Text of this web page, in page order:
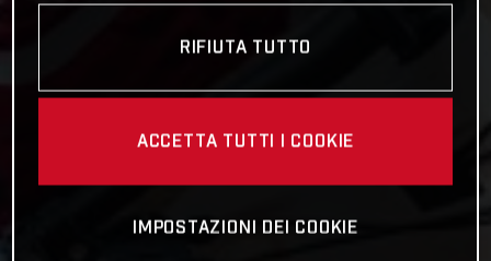
RIFIUTA TUTTO
ACCETTA TUTTI I COOKIE
IMPOSTAZIONI DEI COOKIE